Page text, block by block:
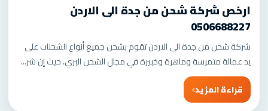
ارخص شركة شحن من جدة الى الاردن
0506688227
شركة شحن من جدة الى الاردن تقوم بشحن جميع أنواع الشحنات على
يد عمالة متمرسة وماهرة وخبيرة في مجال الشحن البري، حيث إن شر...
قراءة المزيد